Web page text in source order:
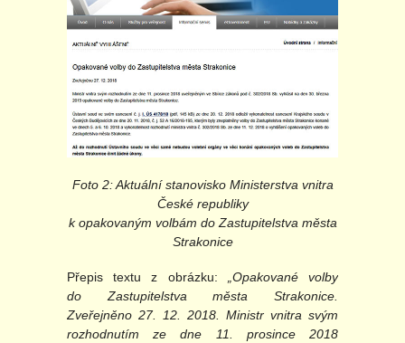
Foto 2: Aktuální stanovisko Ministerstva vnitra
České republiky
k opakovaným volbám do Zastupitelstva města
Strakonice
Přepis textu z obrázku: „Opakované volby
do Zastupitelstva města Strakonice.
Zveřejněno 27. 12. 2018. Ministr vnitra svým
rozhodnutím ze dne 11. prosince 2018